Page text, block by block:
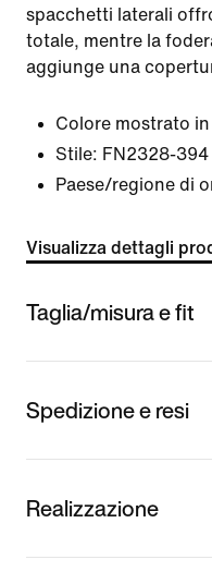
spacchetti laterali
totale, mentre la
aggiunge una
Colore mostrato
Stile: FN2328-394
Paese/regione di
Visualizza dettagli
Taglia/misura e fit
Spedizione e resi
Realizzazione